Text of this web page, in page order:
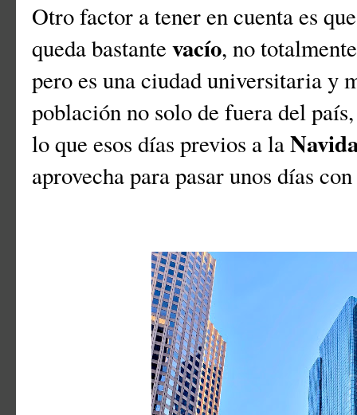
Otro factor a tener en cuenta es
queda bastante vacío, no
pero es una ciudad universitaria y
población no solo de fuera del
lo que esos días previos a la
aprovecha para pasar unos días